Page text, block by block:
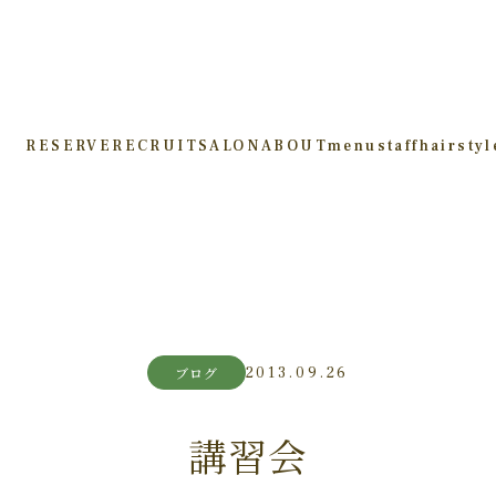
RESERVE RECRUITSALONABOUTmenu staff
ブログ 2013.09.26
講習会